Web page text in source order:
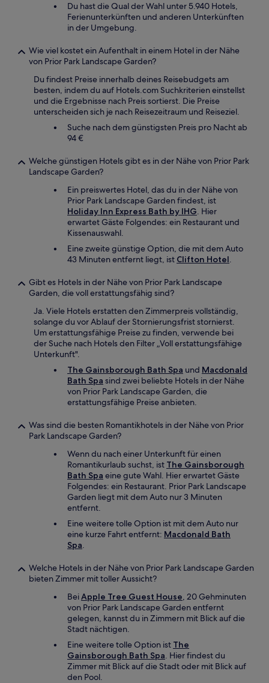
Du hast die Qual der Wahl unter 5.940 Hotels,
Ferienunterkünften und anderen Unterkünften
in der Umgebung.
Wie viel kostet ein Aufenthalt in einem Hotel in der Nähe
von Prior Park Landscape Garden?
Du findest Preise innerhalb deines Reisebudgets am
besten, indem du auf Hotels.com Suchkriterien einstellst
und die Ergebnisse nach Preis sortierst. Die Preise
unterscheiden sich je nach Reisezeitraum und Reiseziel.
Suche nach dem günstigsten Preis pro Nacht ab
94 €
Welche günstigen Hotels gibt es in der Nähe von Prior Park
Landscape Garden?
Ein preiswertes Hotel, das du in der Nähe von
Prior Park Landscape Garden findest, ist
Holiday Inn Express Bath by IHG. Hier
erwartet Gäste Folgendes: ein Restaurant und
Kissenauswahl.
Eine zweite günstige Option, die mit dem Auto
43 Minuten entfernt liegt, ist Clifton Hotel.
Gibt es Hotels in der Nähe von Prior Park Landscape
Garden, die voll erstattungsfähig sind?
Ja. Viele Hotels erstatten den Zimmerpreis vollständig,
solange du vor Ablauf der Stornierungsfrist stornierst.
Um erstattungsfähige Preise zu finden, verwende bei
der Suche nach Hotels den Filter „Voll erstattungsfähige
Unterkunft".
The Gainsborough Bath Spa und Macdonald
Bath Spa sind zwei beliebte Hotels in der Nähe
von Prior Park Landscape Garden, die
erstattungsfähige Preise anbieten.
Was sind die besten Romantikhotels in der Nähe von Prior
Park Landscape Garden?
Wenn du nach einer Unterkunft für einen
Romantikurlaub suchst, ist The Gainsborough
Bath Spa eine gute Wahl. Hier erwartet Gäste
Folgendes: ein Restaurant. Prior Park Landscape
Garden liegt mit dem Auto nur 3 Minuten
entfernt.
Eine weitere tolle Option ist mit dem Auto nur
eine kurze Fahrt entfernt: Macdonald Bath
Spa.
Welche Hotels in der Nähe von Prior Park Landscape Garden
bieten Zimmer mit toller Aussicht?
BeiApple Tree Guest House, 20 Gehminuten
von Prior Park Landscape Garden entfernt
gelegen, kannst du in Zimmern mit Blick auf die
Stadt nächtigen.
Eine weitere tolle Option ist The
Gainsborough Bath Spa. Hier findest du
Zimmer mit Blick auf die Stadt oder mit Blick auf
den Pool.